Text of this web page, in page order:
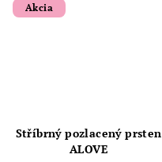
Akcia
Stříbrný pozlacený prsten
ALOVE